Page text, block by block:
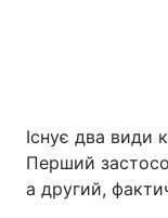
Існує два види
Перший
а другий,